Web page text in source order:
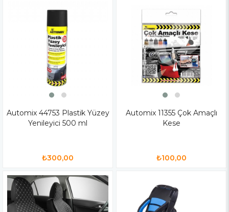
Automix 44753 Plastik Yüzey
Yenileyici 500 ml
₺300,00
Automix 11355 Çok Amaçlı
Kese
₺100,00